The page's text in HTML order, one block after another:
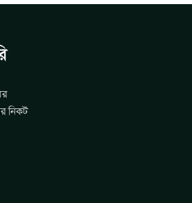
নিকট